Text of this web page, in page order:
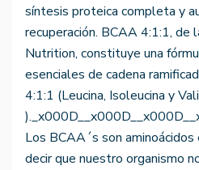
síntesis proteica completa y
recuperación. BCAA 4:1:1, de
Nutrition, constituye una
esenciales de cadena
4:1:1 (Leucina, Isoleucina y
Los BCAA´s son
decir que nuestro organismo